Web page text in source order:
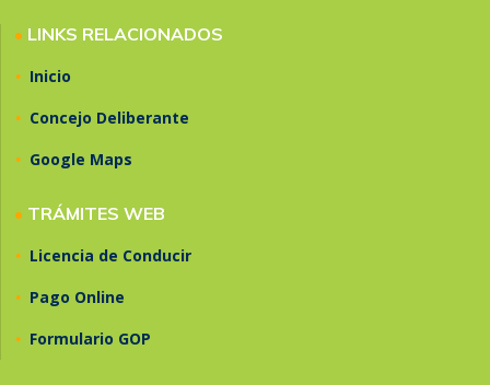
• LINKS RELACIONADOS
• Inicio
• Concejo Deliberante
• Google Maps
• TRÁMITES WEB
• Licencia de Conducir
• Pago Online
• Formulario GOP